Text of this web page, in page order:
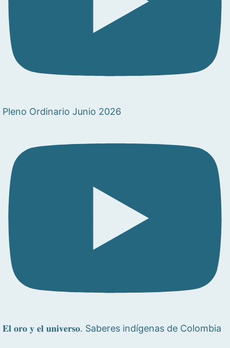
Pleno Ordinario Junio 2026
𝐄𝐥 𝐨𝐫𝐨 𝐲 𝐞𝐥 𝐮𝐧𝐢𝐯𝐞𝐫𝐬𝐨. Saberes indígenas de Colombia